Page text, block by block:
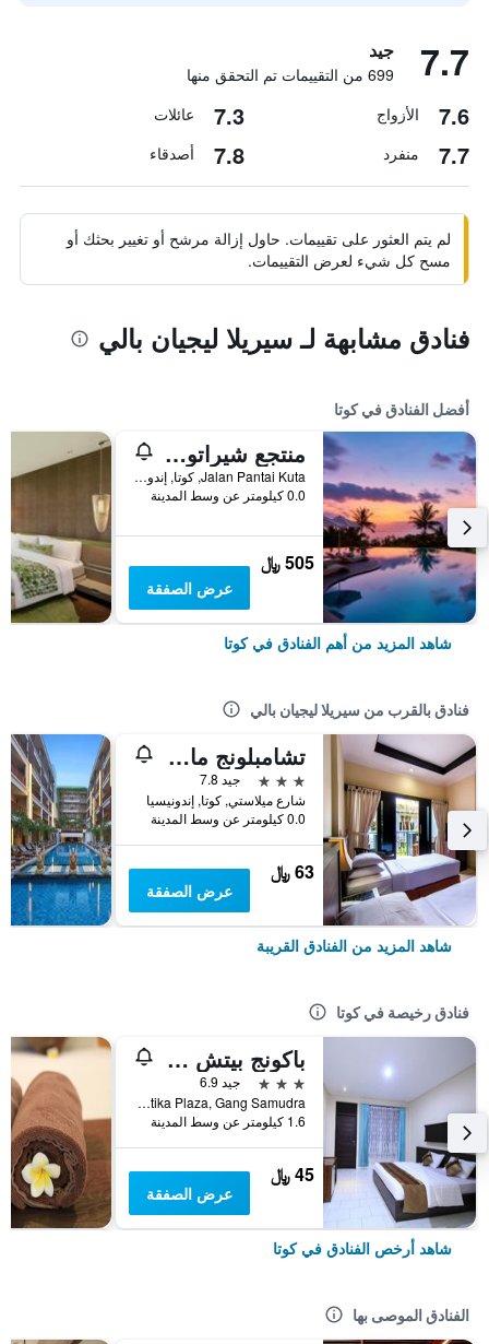
7.7 جيد
699 من التقييمات تم التحقق منها
7.6 الأزواج 7.3 عائلات
7.7 منفرد 7.8 أصدقاء
لم يتم العثور على تقييمات. حاول إزالة مرشح أو تغيير بحثك أو
مسح كل شيء لعرض التقييمات.
فنادق مشابهة لـ سيريلا ليجيان بالي
أفضل الفنادق في كوتا
منتجع شيراتون بالي كوتا
Jalan Pantai Kuta, كوتا, إندونيسيا
0.0 كيلومتر عن وسط المدينة
505 ﷼
عرض الصفقة
شاهد المزيد من أهم الفنادق في كوتا
فنادق بالقرب من سيريلا ليجيان بالي
تشامبلونج ماس هوتل ليجيان
3 نجوم
جيد 7.8
شارع ميلاستي, كوتا, إندونيسيا
0.0 كيلومتر عن وسط المدينة
63 ﷼
عرض الصفقة
شاهد المزيد من الفنادق القريبة
فنادق رخيصة في كوتا
باكونج بيتش ريزورت
3 نجوم
جيد 6.9
Jalan Kartika Plaza, Gang Samudra, كوتا, إندونيسيا
1.6 كيلومتر عن وسط المدينة
45 ﷼
عرض الصفقة
شاهد أرخص الفنادق في كوتا
الفنادق الموصى بها